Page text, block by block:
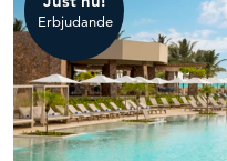
Erbjudande